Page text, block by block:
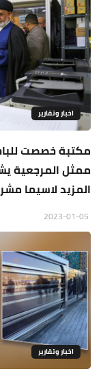
اخبار وتقارير
مكتبة خصصت
ممثل المرجعية
المزيد لاسيما
اخبار وتقارير